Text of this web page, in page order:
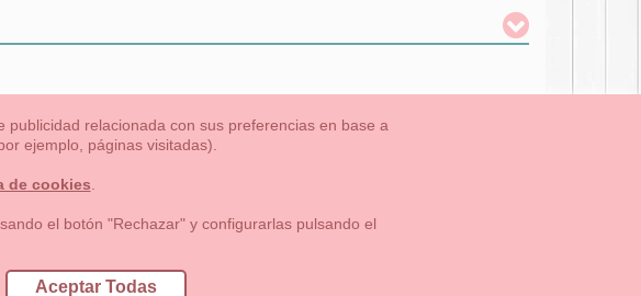
COLECCION OUTLET-ULTIMAS TALLAS
Privacidad
relacionada con sus preferencias en base a
ejemplo, páginas visitadas).
de cookies
el botón "Rechazar" y configurarlas pulsando el
Aceptar Todas